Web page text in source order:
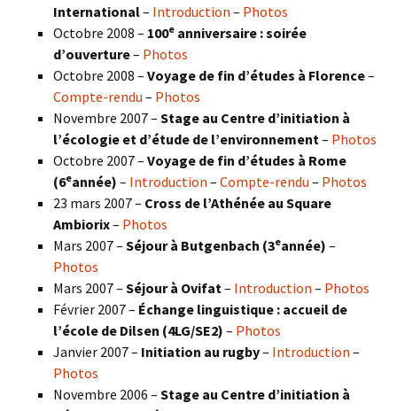
International– Introduction – Photos
Octobre 2008 – 100e anniversaire : soirée
d’ouverture– Photos
Octobre 2008 – Voyage de fin d’études à Florence–
Compte-rendu – Photos
Novembre 2007 – Stage au Centre d’initiation à
l’écologie et d’étude de l’environnement – Photos
Octobre 2007 – Voyage de fin d’études à Rome
(6eannée) – Introduction – Compte-rendu – Photos
23 mars 2007 – Cross de l’Athénée au Square
Ambiorix– Photos
Mars 2007 – Séjour à Butgenbach (3eannée) –
Photos
Mars 2007 – Séjour à Ovifat – Introduction – Photos
Février 2007 – Échange linguistique : accueil de
l’école de Dilsen (4LG/SE2) – Photos
Janvier 2007 – Initiation au rugby– Introduction –
Photos
Novembre 2006 – Stage au Centre d’initiation à